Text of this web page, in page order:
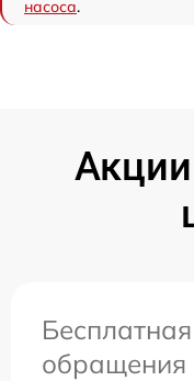
насоса.
обращения